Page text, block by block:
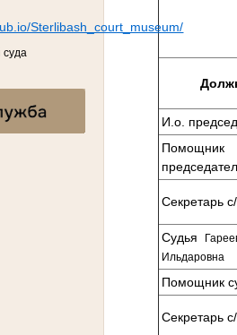
Sterlibash_court_museum/
суда
И.о.
Помощник
Секретарь
Судья
Ильдаровна
Помощник
Секретарь